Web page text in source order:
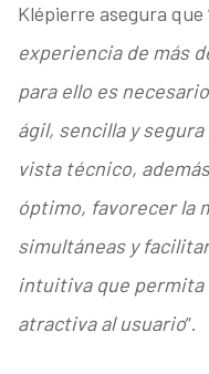
Klépierre asegura que
experiencia de más
para ello es
ágil, sencilla y
vista técnico,
óptimo, favorecer la
simultáneas y
intuitiva que permita
atractiva al usuario”.